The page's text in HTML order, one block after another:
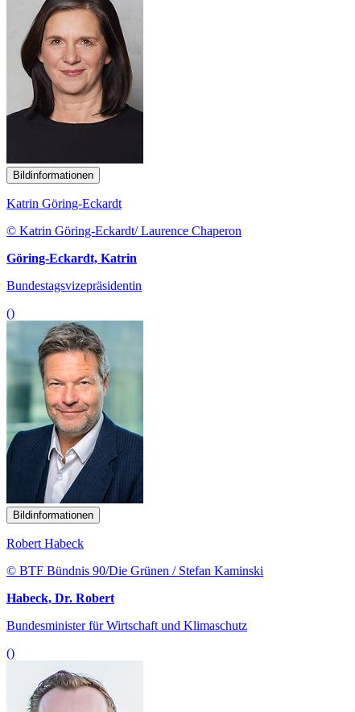
Bildinformationen
Katrin Göring-Eckardt
© Katrin Göring-Eckardt/ Laurence Chaperon
Göring-Eckardt, Katrin
Bundestagsvizepräsidentin
()
Bildinformationen
Robert Habeck
© BTF Bündnis 90/Die Grünen / Stefan Kaminski
Habeck, Dr. Robert
Bundesminister für Wirtschaft und Klimaschutz
()